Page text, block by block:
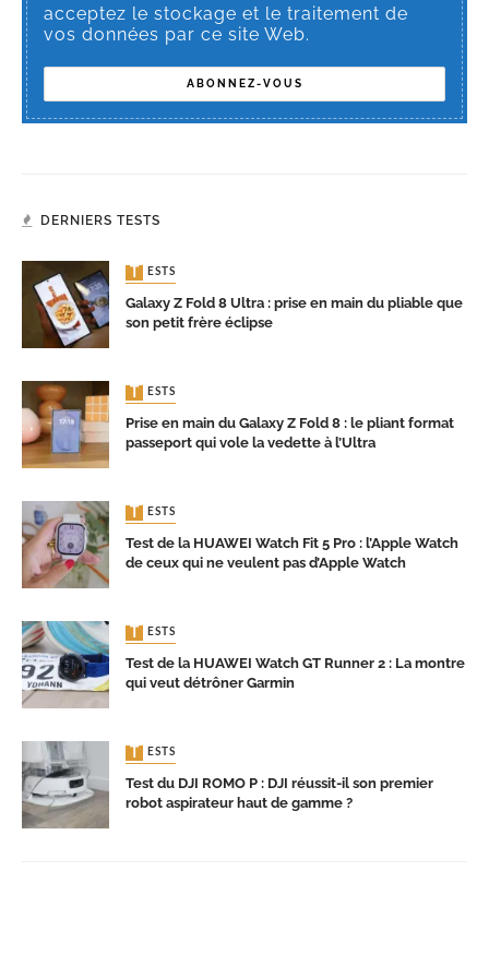
acceptez le stockage et le traitement de
vos données par ce site Web.
DERNIERS TESTS
TESTS
Galaxy Z Fold 8 Ultra : prise en main du pliable que
son petit frère éclipse
TESTS
Prise en main du Galaxy Z Fold 8 : le pliant format
passeport qui vole la vedette à l’Ultra
TESTS
Test de la HUAWEI Watch Fit 5 Pro : l’Apple Watch
de ceux qui ne veulent pas d’Apple Watch
TESTS
Test de la HUAWEI Watch GT Runner 2 : La montre
qui veut détrôner Garmin
TESTS
Test du DJI ROMO P : DJI réussit-il son premier
robot aspirateur haut de gamme ?